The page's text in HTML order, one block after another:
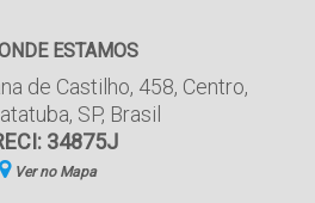
ESTAMOS
de Castilho, 458, Centro,
, SP, Brasil
34875J
Ver no Mapa